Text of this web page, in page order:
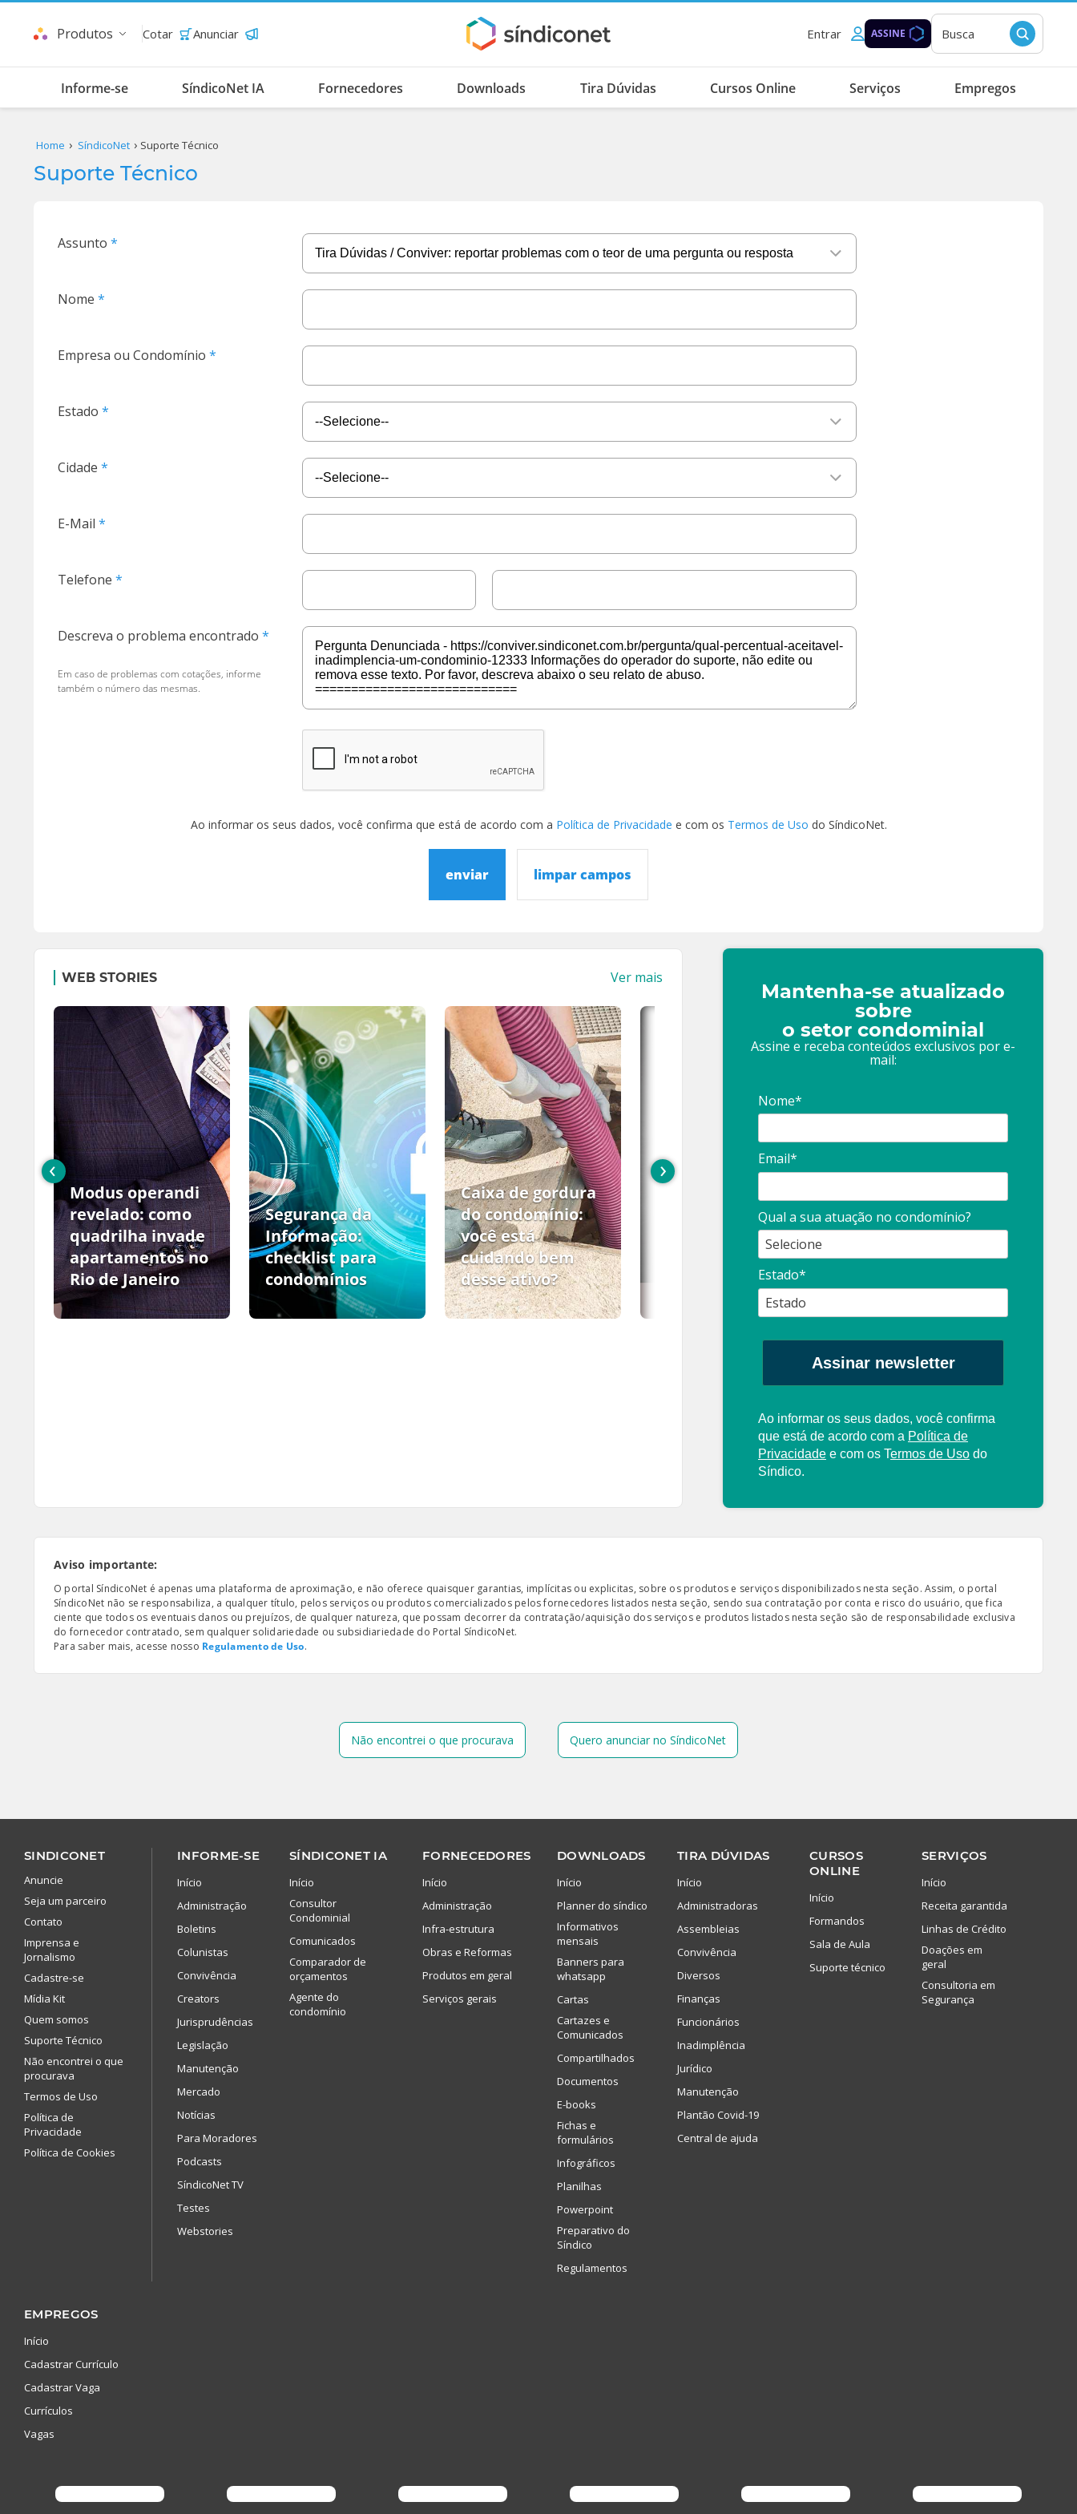
Produtos Cotar Anunciar Entrar ASSINE Busca
Informe-se SíndicoNet IA Fornecedores Downloads Tira Dúvidas Cursos Online Serviços Empregos
Home SíndicoNet Suporte Técnico
Suporte Técnico
Assunto
Nome
Empresa ou Condomínio
Estado
Cidade
E-Mail
Telefone
Descreva o problema encontrado
Em caso de problemas com cotações, informe
também o número das mesmas.
Ao informar os seus dados, você confirma que está de acordo com a Política de Privacidade e com os Termos de Uso do SíndicoNet.
enviar limpar campos
WEB STORIES Ver mais
Modus operandi
revelado: como
quadrilha invade
apartamentos no
Rio de Janeiro
Segurança da
Informação:
checklist para
condomínios
Caixa de gordura
do condomínio:
você está
cuidando bem
desse ativo?
PCMSO: O que é?
profissional:
cuidado com as
propagandas
‹ ›
Mantenha-se atualizado
sobre
o setor condominial
Assine e receba conteúdos exclusivos por e-
mail:
Nome*
Email*
Qual a sua atuação no condomínio?
Estado*
Assinar newsletter
Ao informar os seus dados, você confirma
que está de acordo com a Política de
Privacidade e com os Termos de Uso do
Síndico.
Aviso importante:
O portal SíndicoNet é apenas uma plataforma de aproximação, e não oferece quaisquer garantias, implícitas ou explicitas, sobre os produtos e serviços disponibilizados nesta seção. Assim, o portal
SíndicoNet não se responsabiliza, a qualquer título, pelos serviços ou produtos comercializados pelos fornecedores listados nesta seção, sendo sua contratação por conta e risco do usuário, que fica
ciente que todos os eventuais danos ou prejuízos, de qualquer natureza, que possam decorrer da contratação/aquisição dos serviços e produtos listados nesta seção são de responsabilidade exclusiva
do fornecedor contratado, sem qualquer solidariedade ou subsidiariedade do Portal SíndicoNet.
Para saber mais, acesse nosso Regulamento de Uso.
Não encontrei o que procurava Quero anunciar no SíndicoNet
SINDICONET
Anuncie
Seja um parceiro
Contato
Imprensa e
Jornalismo
Cadastre-se
Mídia Kit
Quem somos
Suporte Técnico
Não encontrei o que
procurava
Termos de Uso
Política de
Privacidade
Política de Cookies
INFORME-SE
Início
Administração
Boletins
Colunistas
Convivência
Creators
Jurisprudências
Legislação
Manutenção
Mercado
Notícias
Para Moradores
Podcasts
SíndicoNet TV
Testes
Webstories
SÍNDICONET IA
Início
Consultor
Condominial
Comunicados
Comparador de
orçamentos
Agente do
condomínio
FORNECEDORES
Início
Administração
Infra-estrutura
Obras e Reformas
Produtos em geral
Serviços gerais
DOWNLOADS
Início
Planner do síndico
Informativos
mensais
Banners para
whatsapp
Cartas
Cartazes e
Comunicados
Compartilhados
Documentos
E-books
Fichas e
formulários
Infográficos
Planilhas
Powerpoint
Preparativo do
Síndico
Regulamentos
TIRA DÚVIDAS
Início
Administradoras
Assembleias
Convivência
Diversos
Finanças
Funcionários
Inadimplência
Jurídico
Manutenção
Plantão Covid-19
Central de ajuda
CURSOS
ONLINE
Início
Formandos
Sala de Aula
Suporte técnico
SERVIÇOS
Início
Receita garantida
Linhas de Crédito
Doações em
geral
Consultoria em
Segurança
EMPREGOS
Início
Cadastrar Currículo
Cadastrar Vaga
Currículos
Vagas